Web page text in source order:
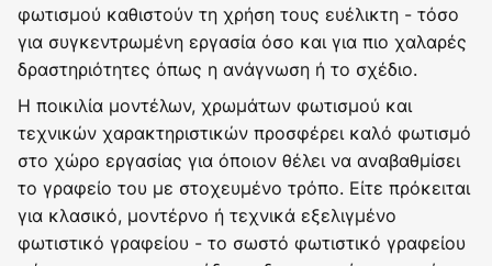
φωτισμού καθιστούν τη χρήση τους ευέλικτη - τόσο
για συγκεντρωμένη εργασία όσο και για πιο χαλαρές
δραστηριότητες όπως η ανάγνωση ή το σχέδιο.
Η ποικιλία μοντέλων, χρωμάτων φωτισμού και
τεχνικών χαρακτηριστικών προσφέρει καλό φωτισμό
στο χώρο εργασίας για όποιον θέλει να αναβαθμίσει
το γραφείο του με στοχευμένο τρόπο. Είτε πρόκειται
για κλασικό, μοντέρνο ή τεχνικά εξελιγμένο
φωτιστικό γραφείου - το σωστό φωτιστικό γραφείου